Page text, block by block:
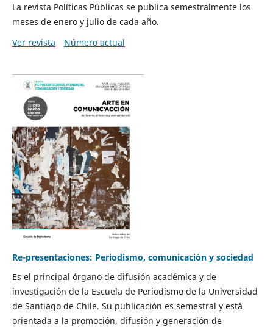
La revista Políticas Públicas se publica semestralmente los
meses de enero y julio de cada año.
Ver revista
Número actual
Re-presentaciones: Periodismo, comunicación y sociedad
Es el principal órgano de difusión académica y de
investigación de la Escuela de Periodismo de la Universidad
de Santiago de Chile. Su publicación es semestral y está
orientada a la promoción, difusión y generación de